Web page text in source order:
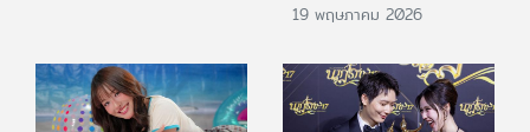
19 พฤษภาคม 2026